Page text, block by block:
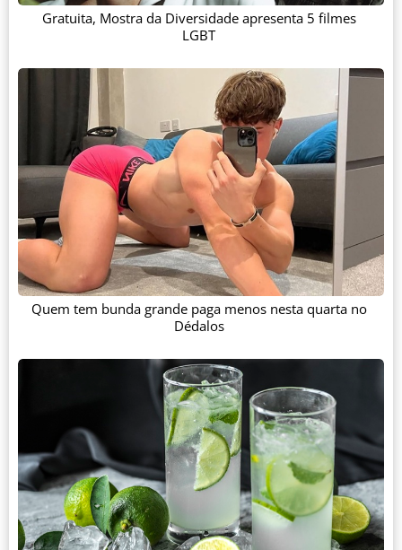
Gratuita, Mostra da Diversidade apresenta 5 filmes
LGBT
Quem tem bunda grande paga menos nesta quarta no
Dédalos